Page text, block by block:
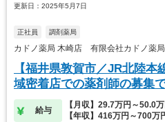
更新日：2025年5月7日
正社員 調剤薬局
カドノ薬局 木崎店 有限会社カドノ薬
【福井県敦賀市／JR北陸
域密着店での薬剤師の募集で
給与
【月収】29.7万円～50.0万
【年収】416万円～700万